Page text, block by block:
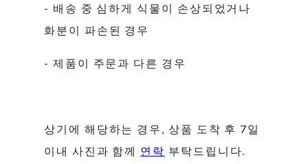
- 배송 중 심하게 식물이 손상되었거나
화분이 파손된 경우
- 제품이 주문과 다른 경우
상기에 해당하는 경우, 상품 도착 후 7일
이내 사진과 함께 연락 부탁드립니다.